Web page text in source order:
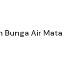
Bunga Air Mata